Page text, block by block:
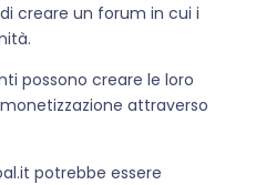
creare un forum in cui i
possono creare le loro
attraverso
potrebbe essere